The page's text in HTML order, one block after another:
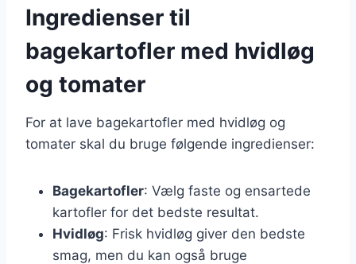
Ingredienser til
bagekartofler med hvidløg
og tomater
For at lave bagekartofler med hvidløg og
tomater skal du bruge følgende ingredienser:
Bagekartofler: Vælg faste og ensartede
kartofler for det bedste resultat.
Hvidløg: Frisk hvidløg giver den bedste
smag, men du kan også bruge